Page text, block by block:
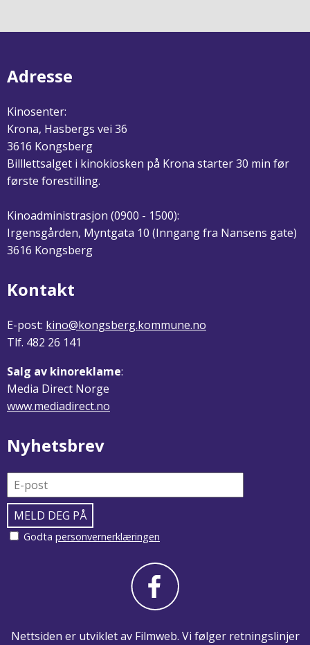
Adresse
Kinosenter:
Krona, Hasbergs vei 36
3616 Kongsberg
Billlettsalget i kinokiosken på Krona starter 30 min før
første forestilling.
Kinoadministrasjon (0900 - 1500):
Irgensgården, Myntgata 10 (Inngang fra Nansens gate)
3616 Kongsberg
Kontakt
E-post: kino@kongsberg.kommune.no
Tlf. 482 26 141
Salg av kinoreklame:
Media Direct Norge
www.mediadirect.no
Nyhetsbrev
Godta personvernerklæringen
Nettsiden er utviklet av Filmweb. Vi følger retningslinjer